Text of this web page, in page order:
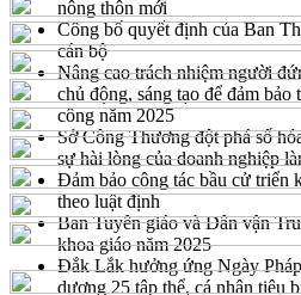
nông thôn mới
Công bố quyết định của Ban
cán bộ
Nâng cao trách nhiệm người
chủ động, sáng tạo để đảm
công năm 2025
Sở Công Thương đột phá số
sự hài lòng của doanh nghiệp
Đảm bảo công tác bầu cử triển
theo luật định
Ban Tuyên giáo và Dân vận
khoa giáo năm 2025
Đắk Lắk hưởng ứng Ngày
dương 25 tập thể, cá nhân tiêu